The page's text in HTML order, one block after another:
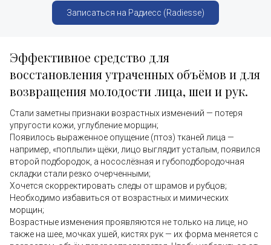
Записаться на Радиесс (Radiesse)
Эффективное средство для
восстановления утраченных объёмов и для
возвращения молодости лица, шеи и рук.
Стали заметны признаки возрастных изменений — потеря
упругости кожи, углубление морщин;
Появилось выраженное опущение (птоз) тканей лица —
например, «поплыли» щёки, лицо выглядит усталым, появился
второй подбородок, а носослёзная и губоподбородочная
складки стали резко очерченными;
Хочется скорректировать следы от шрамов и рубцов;
Необходимо избавиться от возрастных и мимических
морщин;
Возрастные изменения проявляются не только на лице, но
также на шее, мочках ушей, кистях рук — их форма меняется с